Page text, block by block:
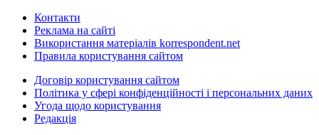
Контакти
Реклама на сайті
Використання матеріалів korrespondent.net
Правила користування сайтом
Договір користування сайтом
Політика у сфері конфіденційності і персональних даних
Угода щодо користування
Редакція